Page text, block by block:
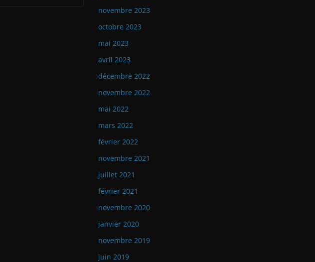
novembre 2023
octobre 2023
mai 2023
avril 2023
décembre 2022
novembre 2022
mai 2022
mars 2022
février 2022
novembre 2021
juillet 2021
février 2021
novembre 2020
janvier 2020
novembre 2019
juin 2019